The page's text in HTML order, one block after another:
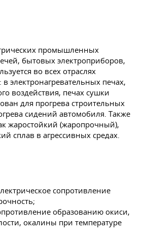
промышленных
бытовых электроприборов,
во всех отраслях
электронагревательных печах,
воздействия, печах сушки
для прогрева строительных
сидений автомобиля. Также
жаростойкий (жаропрочный),
сплав в агрессивных средах.
сопротивление
образованию окиси,
окалины при температуре